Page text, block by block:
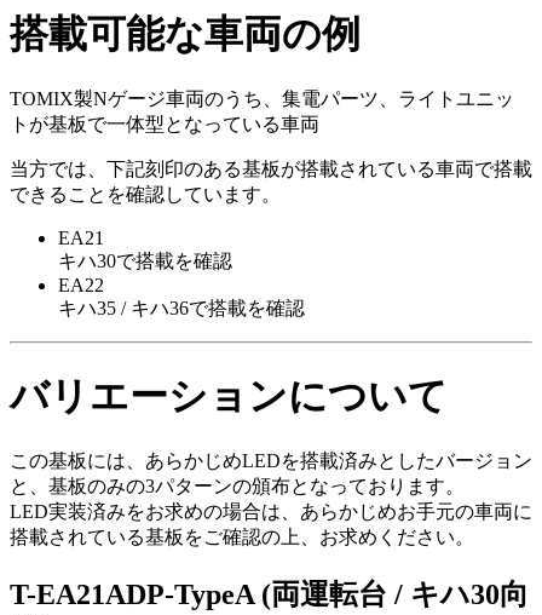
搭載可能な車両の例
TOMIX製Nゲージ車両のうち、集電パーツ、ライトユニッ
トが基板で一体型となっている車両
当方では、下記刻印のある基板が搭載されている車両で搭載
できることを確認しています。
EA21
キハ30で搭載を確認
EA22
キハ35 / キハ36で搭載を確認
バリエーションについて
この基板には、あらかじめLEDを搭載済みとしたバージョン
と、基板のみの3パターンの頒布となっております。
LED実装済みをお求めの場合は、あらかじめお手元の車両に
搭載されている基板をご確認の上、お求めください。
T-EA21ADP-TypeA (両運転台 / キハ30向